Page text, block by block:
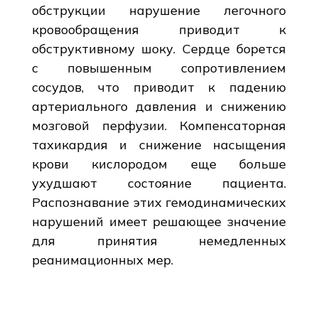
обструкции нарушение легочного
кровообращения приводит к
обструктивному шоку. Сердце борется
с повышенным сопротивлением
сосудов, что приводит к падению
артериального давления и снижению
мозговой перфузии. Компенсаторная
тахикардия и снижение насыщения
крови кислородом еще больше
ухудшают состояние пациента.
Распознавание этих гемодинамических
нарушений имеет решающее значение
для принятия немедленных
реанимационных мер.